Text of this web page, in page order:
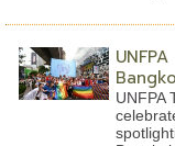
UNFPA